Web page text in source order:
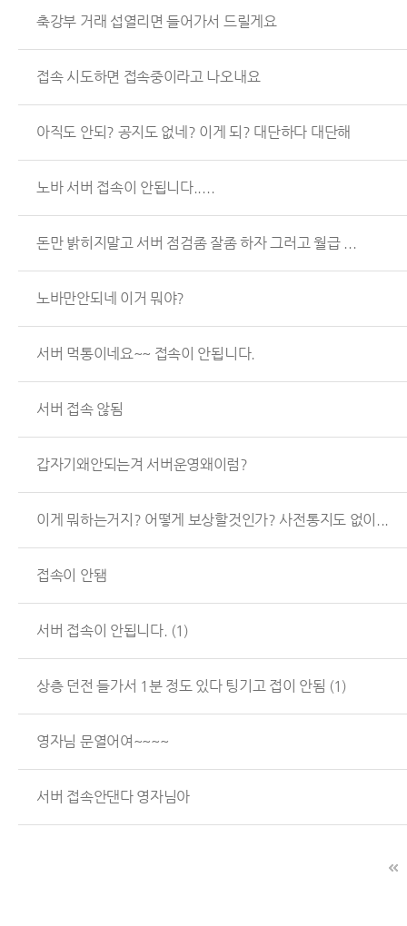
축강부 거래 섭열리면 들어가서 드릴게요
접속 시도하면 접속중이라고 나오내요
아직도 안되? 공지도 없네? 이게 되? 대단하다 대단해
노바 서버 접속이 안됩니다.....
돈만 밝히지말고 서버 점검좀 잘좀 하자 그러고 월급 ...
노바만안되네 이거 뭐야?
서버 먹통이네요~~ 접속이 안됩니다.
서버 접속 않됨
갑자기왜안되는겨 서버운영왜이럼?
이게 뭐하는거지? 어떻게 보상할것인가? 사전통지도 없이...
접속이 안됌
서버 접속이 안됩니다. (1)
상층 던전 들가서 1분 정도 있다 팅기고 접이 안됨 (1)
영자님 문열어여~~~~
서버 접속안댄다 영자님아